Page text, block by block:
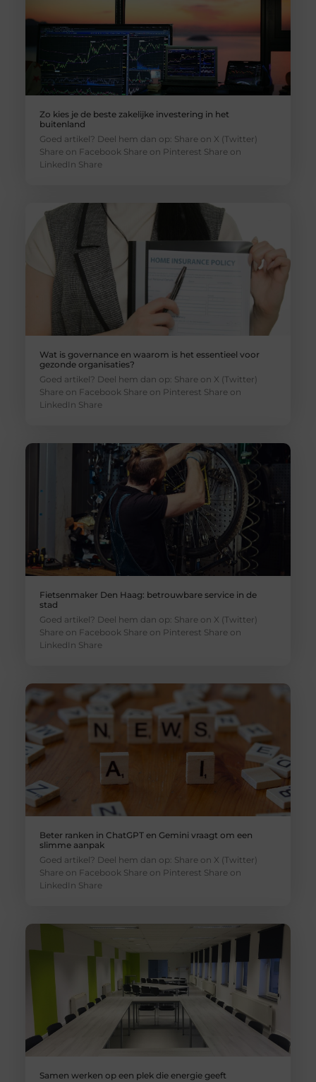
Zo kies je de beste zakelijke investering in het
buitenland
Goed artikel? Deel hem dan op: Share on X (Twitter)
Share on Facebook Share on Pinterest Share on
LinkedIn Share
Wat is governance en waarom is het essentieel voor
gezonde organisaties?
Goed artikel? Deel hem dan op: Share on X (Twitter)
Share on Facebook Share on Pinterest Share on
LinkedIn Share
Fietsenmaker Den Haag: betrouwbare service in de
stad
Goed artikel? Deel hem dan op: Share on X (Twitter)
Share on Facebook Share on Pinterest Share on
LinkedIn Share
Beter ranken in ChatGPT en Gemini vraagt om een
slimme aanpak
Goed artikel? Deel hem dan op: Share on X (Twitter)
Share on Facebook Share on Pinterest Share on
LinkedIn Share
Samen werken op een plek die energie geeft